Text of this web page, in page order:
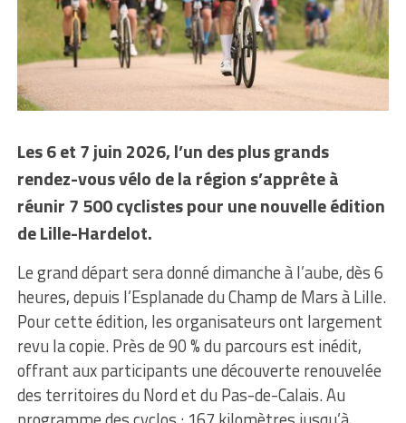
Les 6 et 7 juin 2026, l’un des plus grands
rendez-vous vélo de la région s’apprête à
réunir 7 500 cyclistes pour une nouvelle édition
de Lille-Hardelot.
Le grand départ sera donné dimanche à l’aube, dès 6
heures, depuis l’Esplanade du Champ de Mars à Lille.
Pour cette édition, les organisateurs ont largement
revu la copie. Près de 90 % du parcours est inédit,
offrant aux participants une découverte renouvelée
des territoires du Nord et du Pas-de-Calais. Au